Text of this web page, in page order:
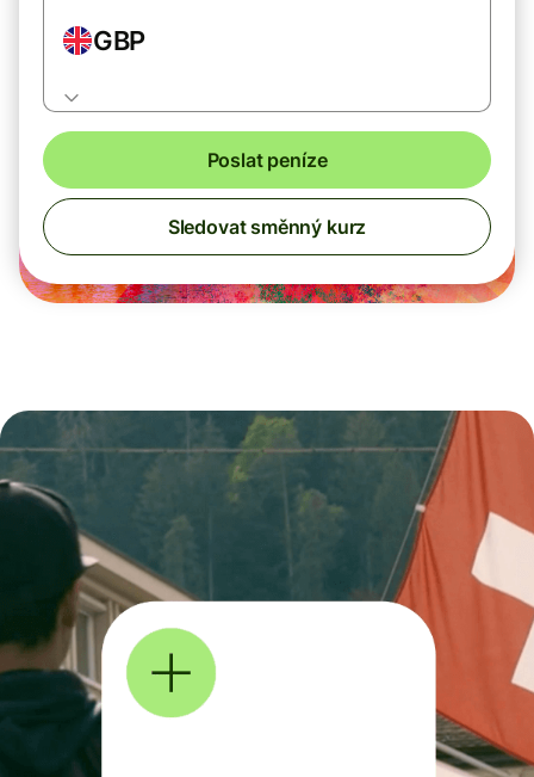
GBP
Poslat peníze
Sledovat směnný kurz